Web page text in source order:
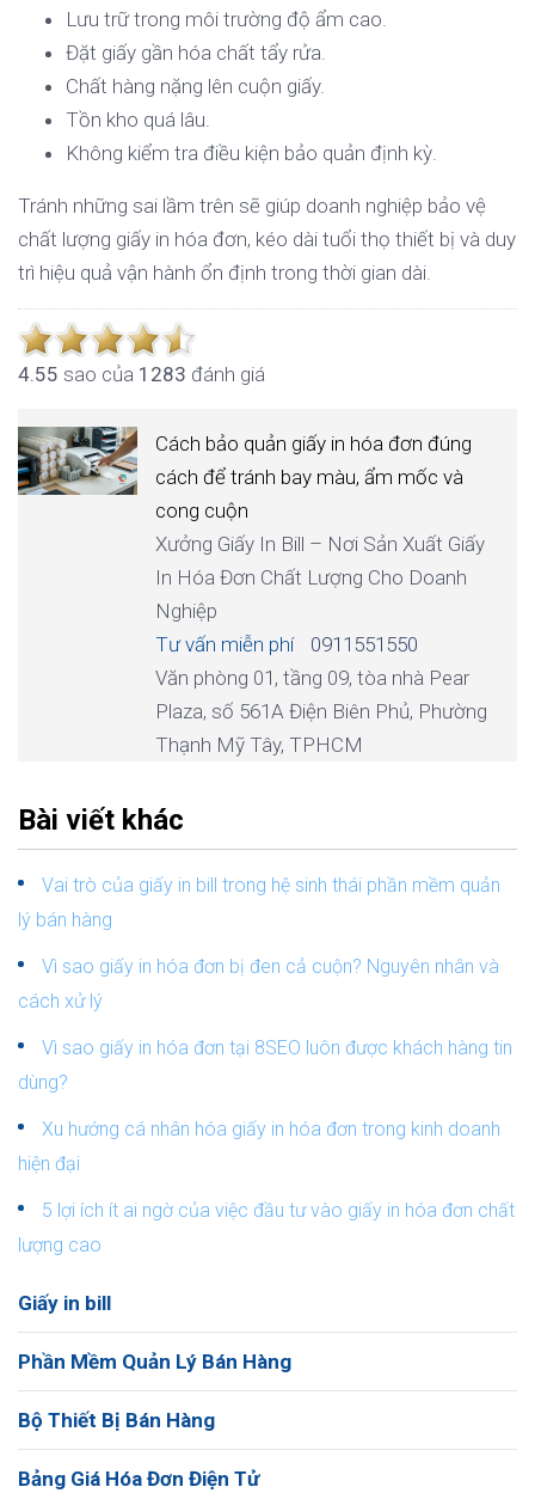
Lưu trữ trong môi trường độ ẩm cao.
Đặt giấy gần hóa chất tẩy rửa.
Chất hàng nặng lên cuộn giấy.
Tồn kho quá lâu.
Không kiểm tra điều kiện bảo quản định kỳ.
Tránh những sai lầm trên sẽ giúp doanh nghiệp bảo vệ
chất lượng giấy in hóa đơn, kéo dài tuổi thọ thiết bị và duy
trì hiệu quả vận hành ổn định trong thời gian dài.
4.55 sao của 1283 đánh giá
Cách bảo quản giấy in hóa đơn đúng
cách để tránh bay màu, ẩm mốc và
cong cuộn
Xưởng Giấy In Bill – Nơi Sản Xuất Giấy
In Hóa Đơn Chất Lượng Cho Doanh
Nghiệp
Tư vấn miễn phí
0911551550
Văn phòng 01, tầng 09, tòa nhà Pear
Plaza, số 561A Điện Biên Phủ, Phường
Thạnh Mỹ Tây, TPHCM
Bài viết khác
Vai trò của giấy in bill trong hệ sinh thái phần mềm quản
lý bán hàng
Vì sao giấy in hóa đơn bị đen cả cuộn? Nguyên nhân và
cách xử lý
Vì sao giấy in hóa đơn tại 8SEO luôn được khách hàng tin
dùng?
Xu hướng cá nhân hóa giấy in hóa đơn trong kinh doanh
hiện đại
5 lợi ích ít ai ngờ của việc đầu tư vào giấy in hóa đơn chất
lượng cao
Giấy in bill
Phần Mềm Quản Lý Bán Hàng
Bộ Thiết Bị Bán Hàng
Bảng Giá Hóa Đơn Điện Tử